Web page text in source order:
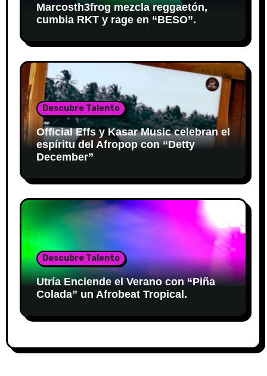
Marcosth3frog mezcla reggaetón,
cumbia RKT y rage en “BESO”.
Descubre Talento
Official Effs y Kasar Music celebran el
espíritu del Afropop con “Detty
December”
Descubre Talento
Utría Enciende el Verano con “Piña
Colada” un Afrobeat Tropical.